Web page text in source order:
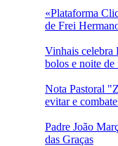
«Plataforma
de Frei
Vinhais celebra
bolos e noite de
Nota Pastoral
evitar e
Padre João
das Graças